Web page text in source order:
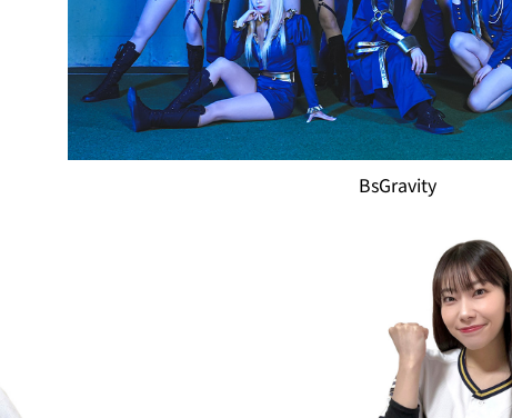
BsGravity